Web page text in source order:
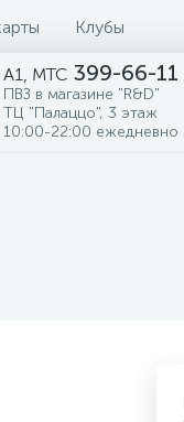
Клубы
A1, MTC 399-66-11
ПВЗ в магазине "R&D"
ТЦ "Палаццо", 3 этаж
10:00-22:00 ежедневно